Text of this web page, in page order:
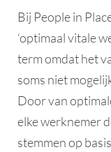
Bij People in
‘optimaal vitale
term omdat het
soms niet
Door van
elke werknemer
stemmen op